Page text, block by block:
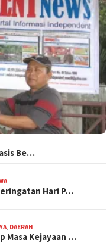
Be…
Hari P…
, DAERAH
Masa Kejayaan …